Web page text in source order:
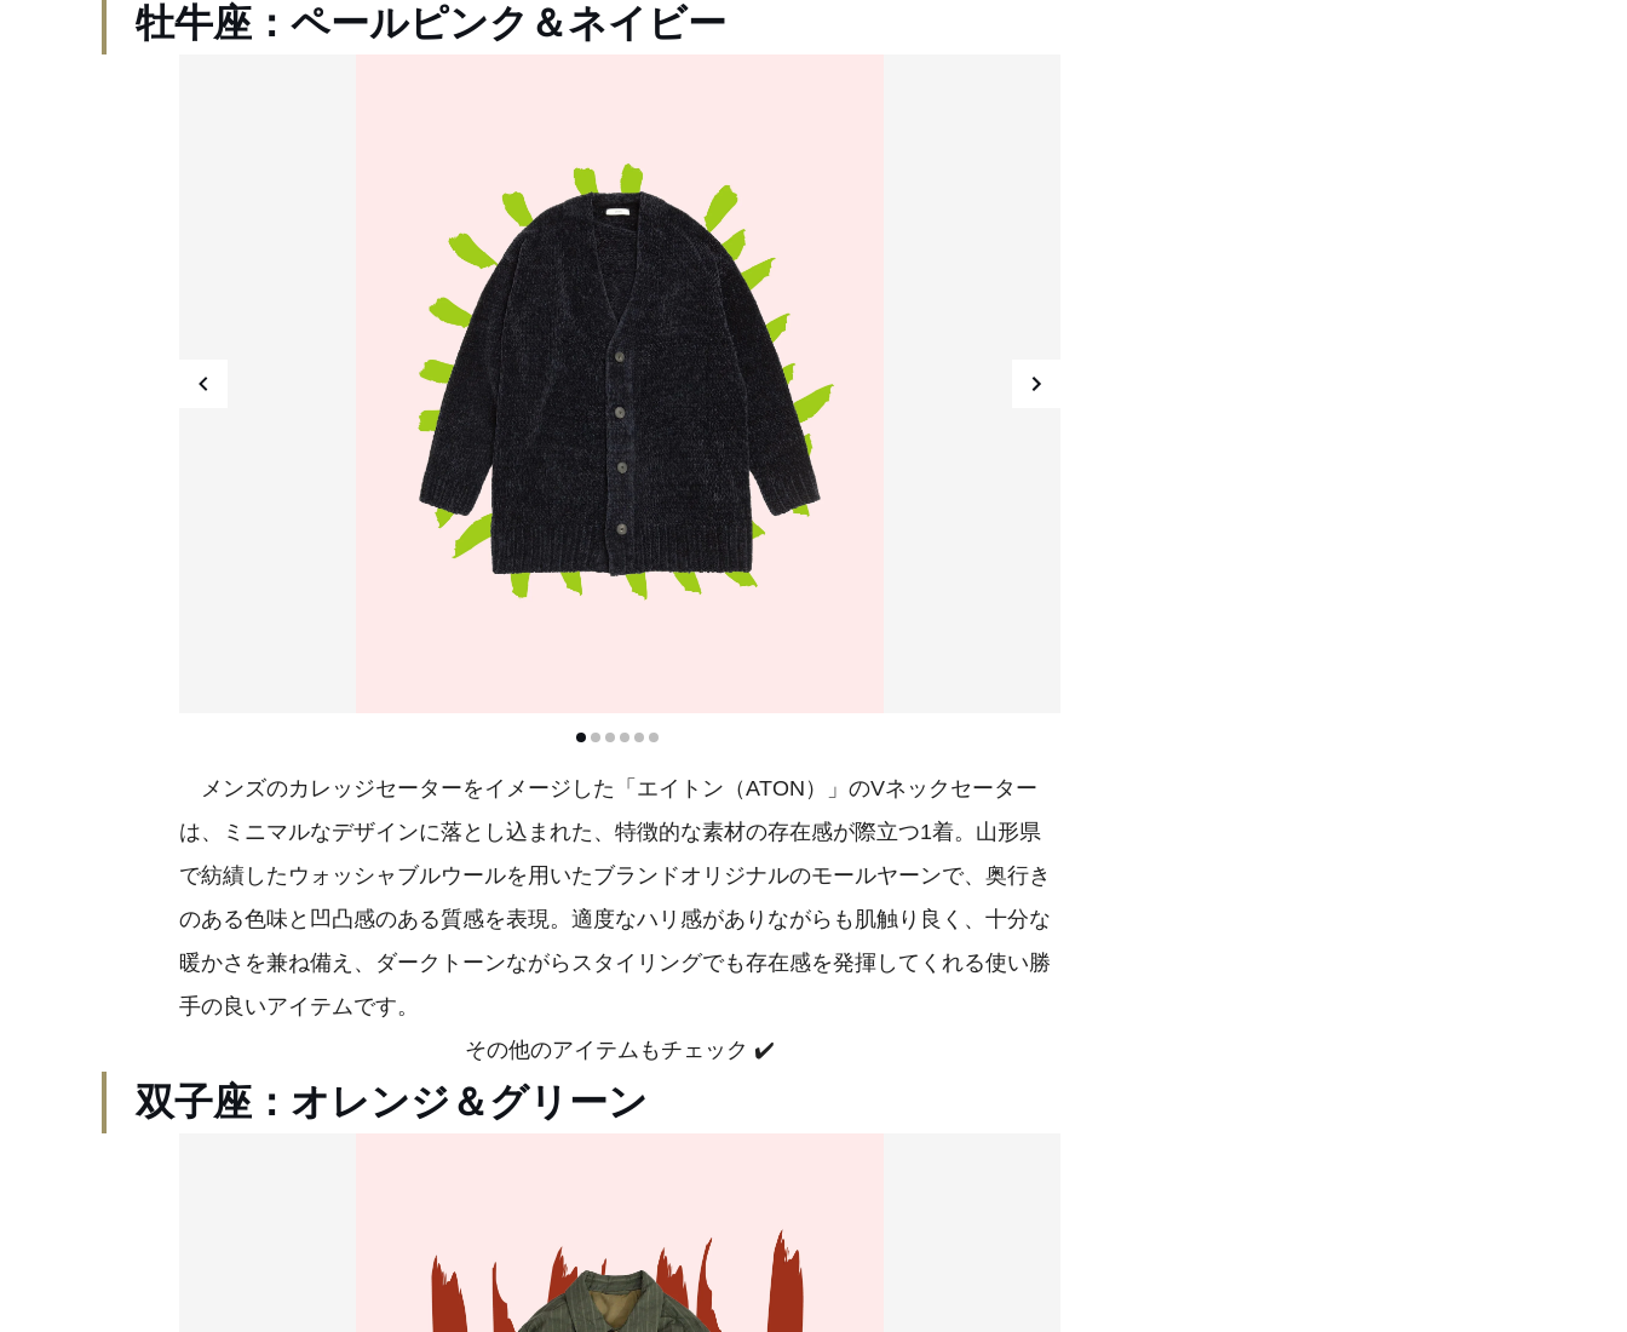
牡牛座：ペールピンク＆ネイビー
メンズのカレッジセーターをイメージした「エイトン（ATON）」のVネックセーター
は、ミニマルなデザインに落とし込まれた、特徴的な素材の存在感が際立つ1着。山形県
で紡績したウォッシャブルウールを用いたブランドオリジナルのモールヤーンで、奥行き
のある色味と凹凸感のある質感を表現。適度なハリ感がありながらも肌触り良く、十分な
暖かさを兼ね備え、ダークトーンながらスタイリングでも存在感を発揮してくれる使い勝
手の良いアイテムです。
その他のアイテムもチェック ✔️
双子座：オレンジ＆グリーン